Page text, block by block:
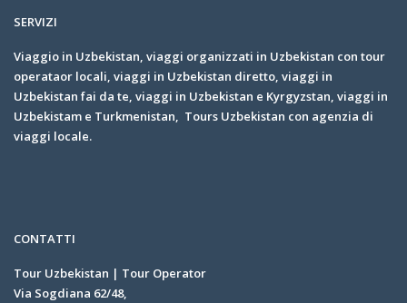
SERVIZI
Viaggio in Uzbekistan, viaggi organizzati in Uzbekistan con tour
operataor locali, viaggi in Uzbekistan diretto, viaggi in
Uzbekistan fai da te, viaggi in Uzbekistan e Kyrgyzstan, viaggi in
Uzbekistam e Turkmenistan, Tours Uzbekistan con agenzia di
viaggi locale.
CONTATTI
Tour Uzbekistan | Tour Operator
Via Sogdiana 62/48,